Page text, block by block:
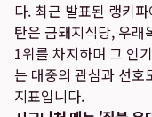
다. 최근 발표된 랭키
탄은 금돼지식당, 우래
1위를 차지하며 그 인
는 대중의 관심과 선호
지표입니다.